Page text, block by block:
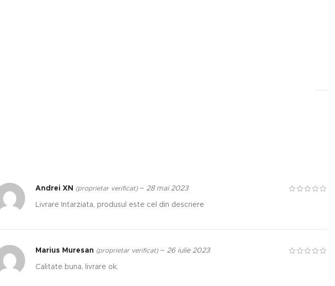
Andrei XN (proprietar verificat) – 28 mai 2023
Livrare Intarziata, produsul este cel din descriere
Marius Muresan (proprietar verificat) – 26 iulie 2023
Calitate buna, livrare ok.